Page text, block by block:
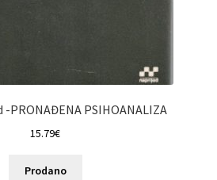
-PRONAĐENA PSIHOANALIZA
15.79€
Prodano